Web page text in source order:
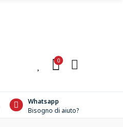
0
Whatsapp
Bisogno di aiuto?